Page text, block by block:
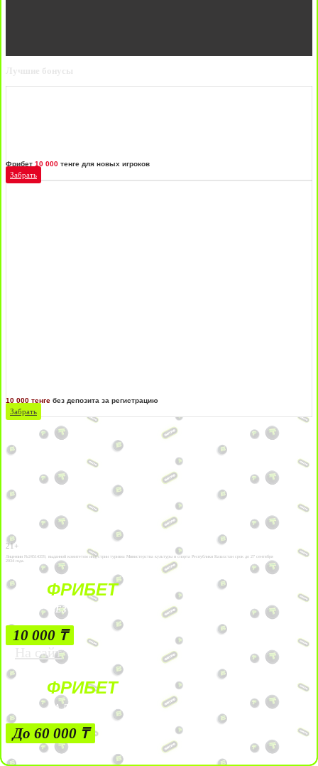
Лучшие бонусы
Фрибет 10 000 тенге для новых игроков
Забрать
10 000 тенге без депозита за регистрацию
Забрать
21+
Лицензии №24514359, выданной комитетом индустрии туризма Министерства культуры и спорта Республики Казахстан срок до 27 сентября
2034 года.
ФРИБЕТ
БЕЗ УСЛОВИЙ
10 000 ₸
На сайт
ФРИБЕТ
ЗА ДЕПОЗИТЫ
До 60 000 ₸